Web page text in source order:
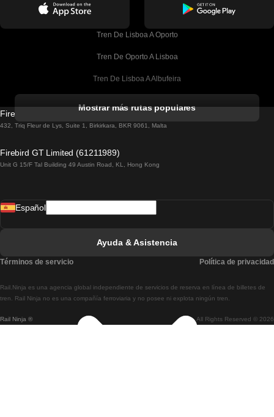
Tren De Lisboa A Oporto
Tren De Oporto A Lisboa
Tren De Lisboa A Albufeira
Tren De Lisboa A Lagos
Tren De Lisboa A Madrid
Tren De Lisboa A Braga
Tren De Braga A Lisboa
Mostrar más rutas populares
Firebird GT Limited (OC 1451)
432, Triq Fleur de Lys, Suite 1, Birkirkara, BKR 9061, Malta
Firebird GT Limited (61211989)
Unit G 15/F Tal Building 49 Austin Road, KL, Hong Kong
Rail Ninja ® All Rights Reserved © 2026
Rail.Ninja es una agencia global independiente de servicios de reserva en línea de billetes de
tren. Rail Ninja no es una compañía ferroviaria y no posee ni explota ningún tren.
Español
Ayuda & Asistencia
Términos de servicio Política de privacidad